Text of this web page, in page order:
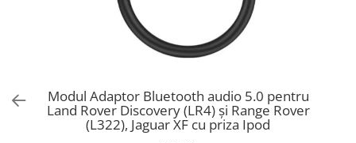
Nissan Modul Adaptor Bluetooth audio 5.0 pentru
Land Rover Discovery (LR4) și Range Rover
(L322), Jaguar XF cu priza Ipod